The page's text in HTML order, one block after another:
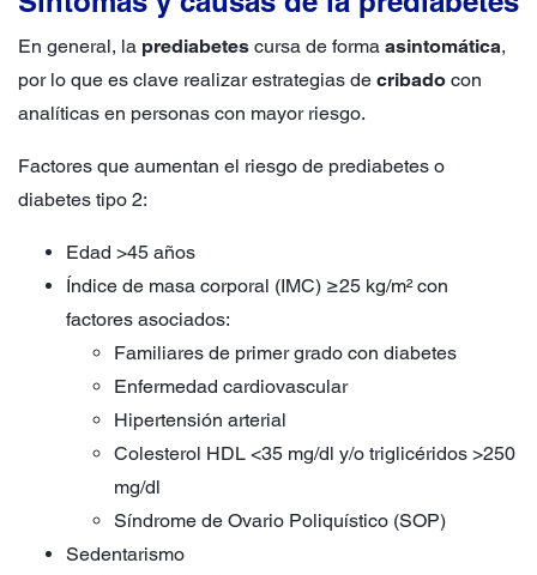
En general, la prediabetes cursa de forma asintomática,
por lo que es clave realizar estrategias de cribado con
analíticas en personas con mayor riesgo.
Factores que aumentan el riesgo de prediabetes o
diabetes tipo 2:
Edad >45 años
Índice de masa corporal (IMC) ≥25 kg/m² con
factores asociados:
Familiares de primer grado con diabetes
Enfermedad cardiovascular
Hipertensión arterial
Colesterol HDL <35 mg/dl y/o triglicéridos >250
mg/dl
Síndrome de Ovario Poliquístico (SOP)
Sedentarismo